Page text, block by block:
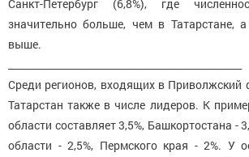
Санкт-Петербург (6,8%), где
значительно больше, чем в Татарстане,
выше.
Среди регионов, входящих в Приволжский
Татарстан также в числе лидеров. К
области составляет 3,5%, Башкортостана -
области - 2,5%, Пермского края - 2%. У